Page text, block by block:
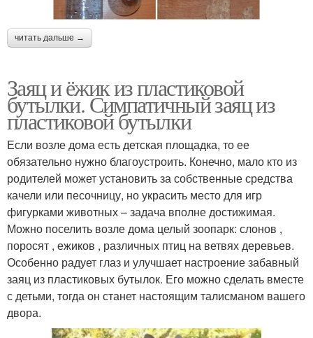
читать дальше →
Заяц и ёжик из пластиковой
бутылки. Симпатичный заяц из
пластиковой бутылки
Если возле дома есть детская площадка, то ее
обязательно нужно благоустроить. Конечно, мало кто из
родителей может установить за собственные средства
качели или песочницу, но украсить место для игр
фигурками животных – задача вполне достижимая.
Можно поселить возле дома целый зоопарк: слонов ,
поросят , ежиков , различных птиц на ветвях деревьев.
Особенно радует глаз и улучшает настроение забавный
заяц из пластиковых бутылок. Его можно сделать вместе
с детьми, тогда он станет настоящим талисманом вашего
двора.